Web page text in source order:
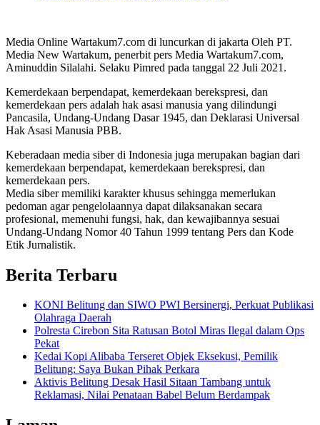
Media Online Wartakum7.com di luncurkan di jakarta Oleh PT.
Media New Wartakum, penerbit pers Media Wartakum7.com,
Aminuddin Silalahi. Selaku Pimred pada tanggal 22 Juli 2021.
Kemerdekaan berpendapat, kemerdekaan berekspresi, dan
kemerdekaan pers adalah hak asasi manusia yang dilindungi
Pancasila, Undang-Undang Dasar 1945, dan Deklarasi Universal
Hak Asasi Manusia PBB.
Keberadaan media siber di Indonesia juga merupakan bagian dari
kemerdekaan berpendapat, kemerdekaan berekspresi, dan
kemerdekaan pers.
Media siber memiliki karakter khusus sehingga memerlukan
pedoman agar pengelolaannya dapat dilaksanakan secara
profesional, memenuhi fungsi, hak, dan kewajibannya sesuai
Undang-Undang Nomor 40 Tahun 1999 tentang Pers dan Kode
Etik Jurnalistik.
Berita Terbaru
KONI Belitung dan SIWO PWI Bersinergi, Perkuat Publikasi
Olahraga Daerah
Polresta Cirebon Sita Ratusan Botol Miras Ilegal dalam Ops
Pekat
Kedai Kopi Alibaba Terseret Objek Eksekusi, Pemilik
Belitung: Saya Bukan Pihak Perkara
Aktivis Belitung Desak Hasil Sitaan Tambang untuk
Reklamasi, Nilai Penataan Babel Belum Berdampak